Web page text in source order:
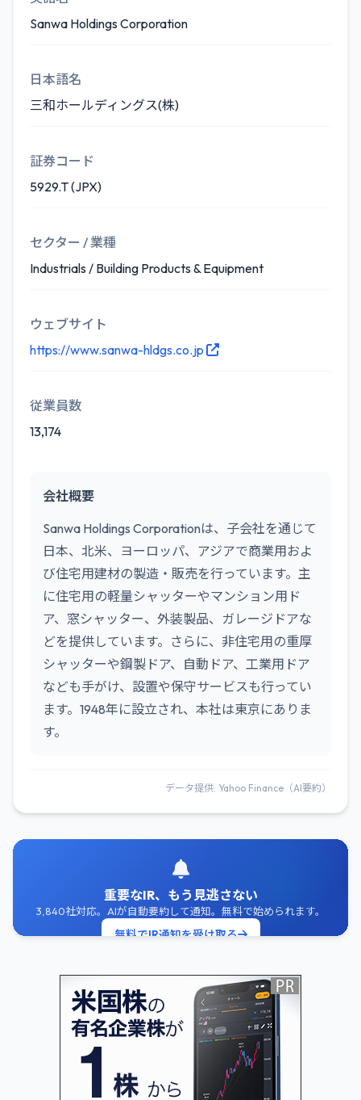
Sanwa Holdings Corporation
日本語名
三和ホールディングス(株)
証券コード
5929.T (JPX)
セクター / 業種
Industrials / Building Products & Equipment
ウェブサイト
https://www.sanwa-hldgs.co.jp
従業員数
13,174
会社概要
Sanwa Holdings Corporationは、子会社を通じて
日本、北米、ヨーロッパ、アジアで商業用およ
び住宅用建材の製造・販売を行っています。主
に住宅用の軽量シャッターやマンション用ド
ア、窓シャッター、外装製品、ガレージドアな
どを提供しています。さらに、非住宅用の重厚
シャッターや鋼製ドア、自動ドア、工業用ドア
なども手がけ、設置や保守サービスも行ってい
ます。1948年に設立され、本社は東京にありま
す。
データ提供: Yahoo Finance（AI要約）
重要なIR、もう見逃さない
3,840社対応。AIが自動要約して通知。無料で始められます。
無料でIR通知を受け取る